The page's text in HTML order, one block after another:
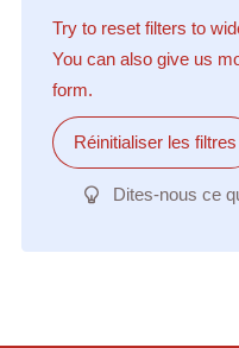
Try to reset filters to
You can also give us
form.
Réinitialiser les filtres
Dites-nous ce